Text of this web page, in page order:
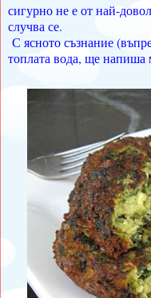
сигурно не е от най-
случва се.
С ясното съзнание
топлата вода, ще напиша